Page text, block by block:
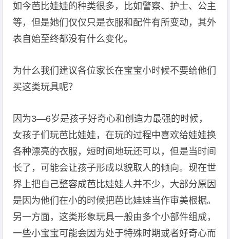
如今芭比娃娃的种类很多，比如警察、护士、公主
等，但是她们仅仅只是衣服和配件有所变动，其外
表自始至终都没有什么变化。
为什么我们建议各位家长在宝宝小时候不要给他们
买这类玩具呢？
因为3—6岁是孩子好奇心和创造力最强的时候，
女孩子们玩芭比娃娃，在玩的过程中喜欢给娃娃换
各种漂亮的衣服，短时间地玩还可以，但是当时间
长了，可能会让孩子形成以貌取人的倾向。现在世
界上把自己整容成芭比娃娃人并不少，大部分原因
是因为他们在小的时候把芭比娃娃当作审美根据。
另一方面，这类形象玩具一般由多个小部件组成，
一些小宝宝可能会因为处于特殊时期或者好奇心而